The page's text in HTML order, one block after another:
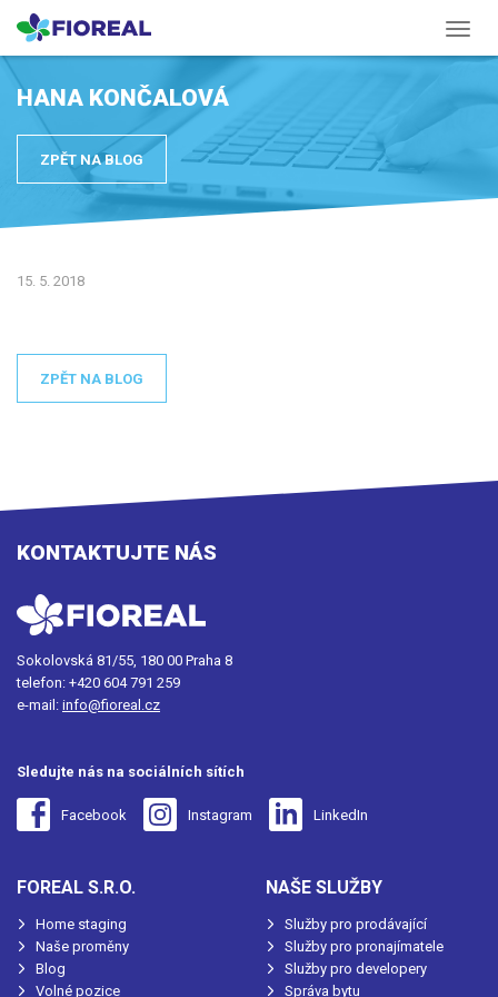
Menu
HANA KONČALOVÁ
ZPĚT NA BLOG
15. 5. 2018
ZPĚT NA BLOG
KONTAKTUJTE NÁS
Sokolovská 81/55, 180 00 Praha 8
telefon: +420 604 791 259
e-mail: info@fioreal.cz
Sledujte nás na sociálních sítích
Facebook Instagram LinkedIn
FOREAL S.R.O.
Home staging
Naše proměny
Blog
Volné pozice
NAŠE SLUŽBY
Služby pro prodávající
Služby pro pronajímatele
Služby pro developery
Správa bytu